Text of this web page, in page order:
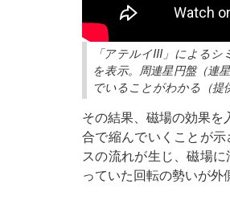
「アテルイIII」による
を表示。周連星円盤（連
でいることがわかる（提
その結果、磁場の効果
合で縮んでいくことが
スの流れが生じ、磁場
っていた回転の勢いが外